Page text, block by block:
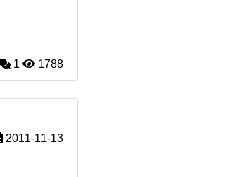
1 1788
2011-11-13